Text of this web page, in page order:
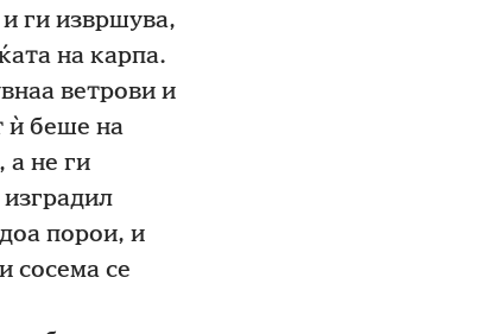
ги извршува,
на карпа.
ветрови и
ѝ беше на
а не ги
изградил
порои, и
сосема се